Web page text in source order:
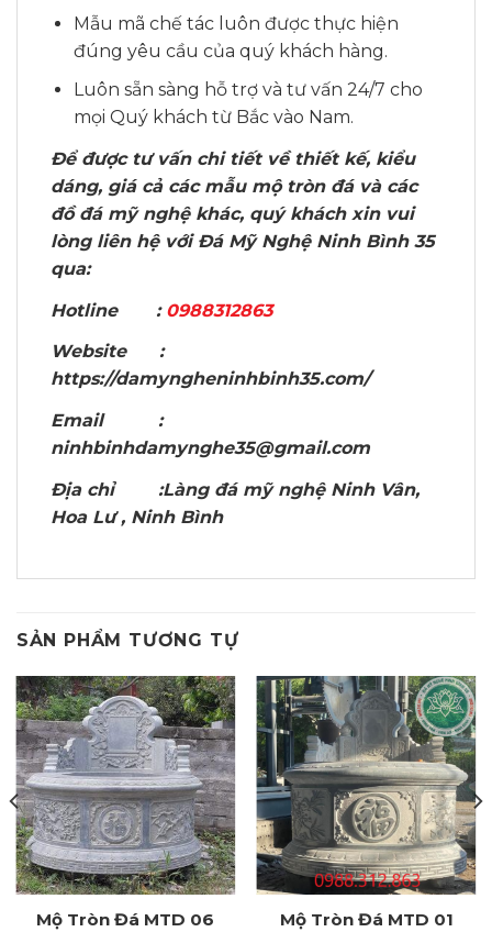
Mẫu mã chế tác luôn được thực hiện
đúng yêu cầu của quý khách hàng.
Luôn sẵn sàng hỗ trợ và tư vấn 24/7 cho
mọi Quý khách từ Bắc vào Nam.
Để được tư vấn chi tiết về thiết kế, kiểu
dáng, giá cả các mẫu mộ tròn đá và các
đồ đá mỹ nghệ khác, quý khách xin vui
lòng liên hệ với Đá Mỹ Nghệ Ninh Bình 35
qua:
Hotline : 0988312863
Website :
https://damyngheninhbinh35.com/
Email :
ninhbinhdamynghe35@gmail.com
Địa chỉ :Làng đá mỹ nghệ Ninh Vân,
Hoa Lư , Ninh Bình
SẢN PHẨM TƯƠNG TỰ
Mộ Tròn Đá MTD 06 Mộ Tròn Đá MTD 01